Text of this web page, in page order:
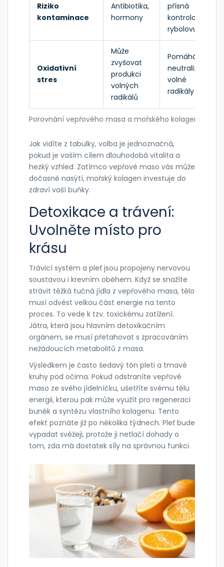
Porovnání vepřového masa a mořského kolagenu
Riziko
kontaminace
Antibiotika,
hormony
přísná
kontrola
rybolovu
Oxidativní
stres
Může
zvyšovat
produkci
volných
radikálů
Pomáhá
neutralizovat
volné
radikály
Jak vidíte z tabulky, volba je jednoznačná,
pokud je vaším cílem dlouhodobá vitalita a
hezký vzhled. Zatímco vepřové maso vás může
dočasně nasýtí, mořský kolagen investuje do
zdraví vaší buňky.
Detoxikace a trávení:
Uvolněte místo pro
krásu
Trávicí systém a pleť jsou propojeny nervovou
soustavou i krevním oběhem. Když se snažíte
strávit těžká tučná jídla z vepřového masa, tělo
musí odvést velkou část energie na tento
proces. To vede k tzv. toxickému zatížení.
Játra, která jsou hlavním detoxikačním
orgánem, se musí přetahovat s zpracováním
nežádoucích metabolitů z masa.
Výsledkem je často šedavý tón pleti a tmavé
kruhy pod očima. Pokud odstraníte vepřové
maso ze svého jídelníčku, ušetříte svému tělu
energii, kterou pak může využít pro regeneraci
buněk a syntézu vlastního kolagenu. Tento
efekt poznáte již po několika týdnech. Pleť bude
vypadat svěžeji, protože ji netlačí dohady o
tom, zda má dostatek síly na správnou funkci.